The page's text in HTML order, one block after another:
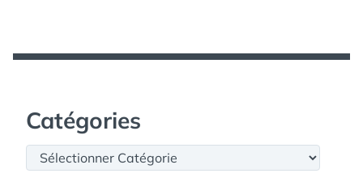
Catégories
Catégories